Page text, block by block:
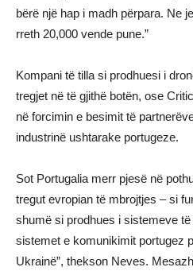
bërë një hap i madh përpara. Ne
rreth 20,000 vende pune.”
Kompani të tilla si prodhuesi i
tregjet në të gjithë botën, ose
në forcimin e besimit të
industrinë ushtarake portugeze.
Sot Portugalia merr pjesë në
tregut evropian të mbrojtjes – si
shumë si prodhues i sistemeve
sistemet e komunikimit portugez
Ukrainë”, thekson Neves.